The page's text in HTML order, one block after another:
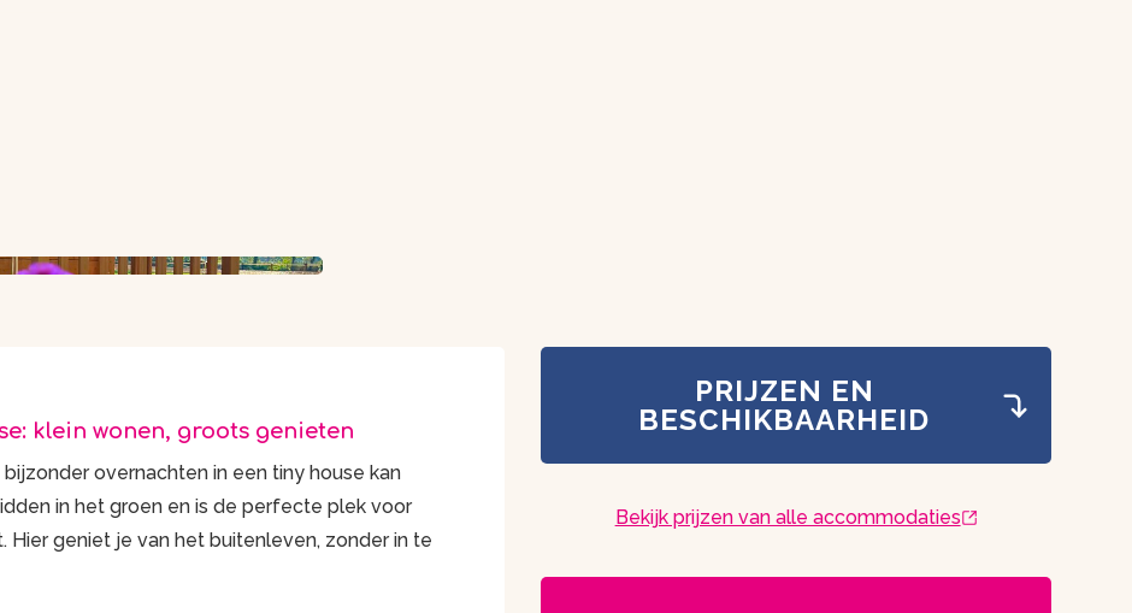
klein wonen, groots genieten
overnachten in een tiny house kan
in het groen en is de perfecte plek voor
Hier geniet je van het buitenleven, zonder in te
PRIJZEN EN
BESCHIKBAARHEID
Bekijk prijzen van alle accommodaties